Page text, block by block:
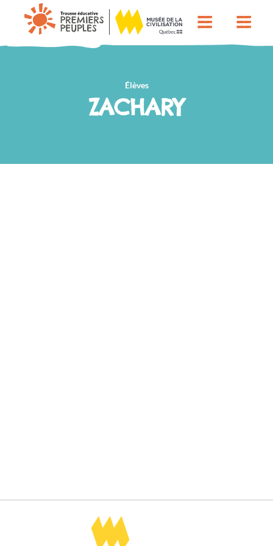
Élèves
ZACHARY